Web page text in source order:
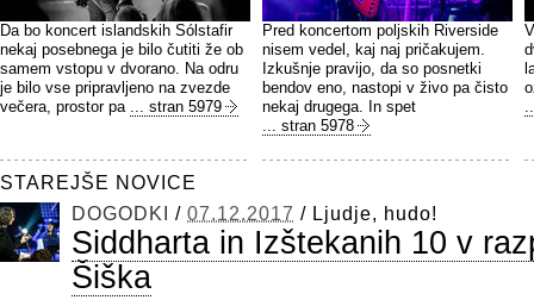
Da bo koncert islandskih Sólstafir
nekaj posebnega je bilo čutiti že ob
samem vstopu v dvorano. Na odru
je bilo vse pripravljeno na zvezde
večera, prostor pa ... stran 5979
Pred koncertom poljskih Riverside
nisem vedel, kaj naj pričakujem.
Izkušnje pravijo, da so posnetki
bendov eno, nastopi v živo pa čisto
nekaj drugega. In spet
... stran 5978
STAREJŠE NOVICE
DOGODKI / 07.12.2017 / Ljudje, hudo!
Siddharta in Izštekanih 10 v
Šiška